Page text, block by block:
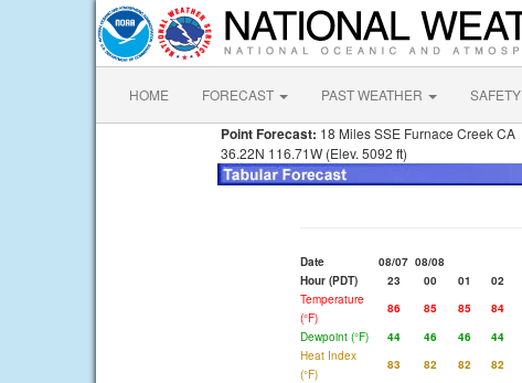
HOME FORECAST PAST WEATHER SAFETY
Point Forecast: 18 Miles SSE Furnace Creek CA
36.22N 116.71W (Elev. 5092 ft)
Date 08/07 08/08
Hour (PDT)
23 00 01 02
Temperature
(°F)
86 85 85 84
Dewpoint (°F)
44 46 46 44
Heat Index
(°F)
83 82 82 82